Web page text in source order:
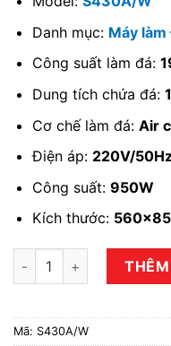
Danh mục: Máy
Công suất làm đá:
Dung tích chứa đá:
Cơ chế làm đá: Air
Điện áp: 220V/
Công suất: 950W
Kích thước:
Máy làm đá viên
Mã: S430A/W